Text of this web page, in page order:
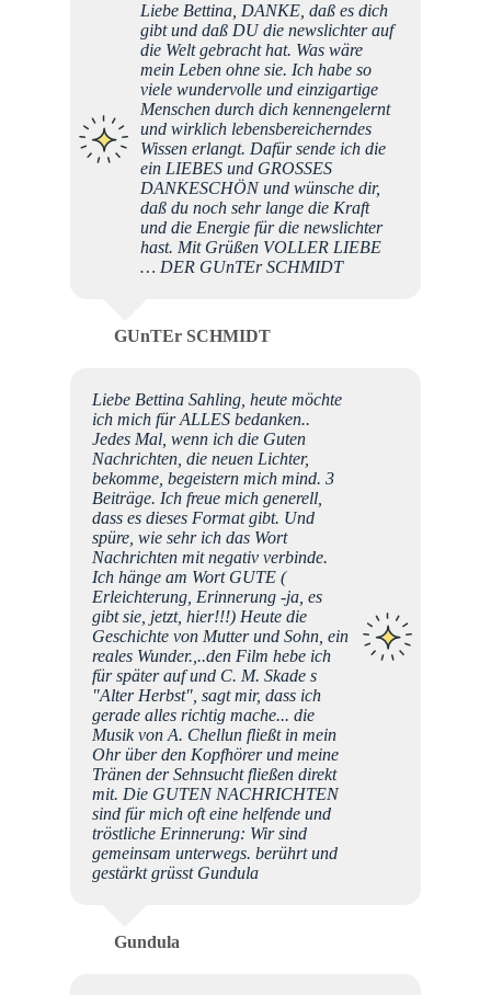
Liebe Bettina, DANKE, daß es dich
gibt und daß DU die newslichter auf
die Welt gebracht hat. Was wäre
mein Leben ohne sie. Ich habe so
viele wundervolle und einzigartige
Menschen durch dich kennengelernt
und wirklich lebensbereicherndes
Wissen erlangt. Dafür sende ich die
ein LIEBES und GROSSES
DANKESCHÖN und wünsche dir,
daß du noch sehr lange die Kraft
und die Energie für die newslichter
hast. Mit Grüßen VOLLER LIEBE
… DER GUnTEr SCHMIDT
GUnTEr SCHMIDT
Liebe Bettina Sahling, heute möchte
ich mich für ALLES bedanken..
Jedes Mal, wenn ich die Guten
Nachrichten, die neuen Lichter,
bekomme, begeistern mich mind. 3
Beiträge. Ich freue mich generell,
dass es dieses Format gibt. Und
spüre, wie sehr ich das Wort
Nachrichten mit negativ verbinde.
Ich hänge am Wort GUTE (
Erleichterung, Erinnerung -ja, es
gibt sie, jetzt, hier!!!) Heute die
Geschichte von Mutter und Sohn, ein
reales Wunder.,..den Film hebe ich
für später auf und C. M. Skade s
"Alter Herbst", sagt mir, dass ich
gerade alles richtig mache... die
Musik von A. Chellun fließt in mein
Ohr über den Kopfhörer und meine
Tränen der Sehnsucht fließen direkt
mit. Die GUTEN NACHRICHTEN
sind für mich oft eine helfende und
tröstliche Erinnerung: Wir sind
gemeinsam unterwegs. berührt und
gestärkt grüsst Gundula
Gundula